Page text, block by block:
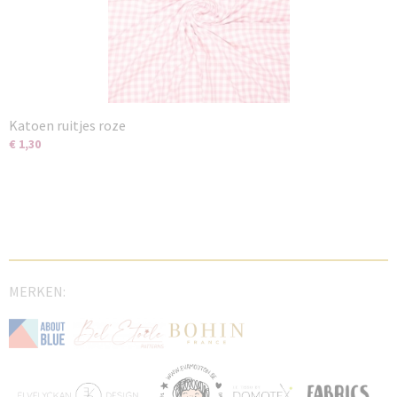
Katoen ruitjes roze
€ 1,30
MERKEN: